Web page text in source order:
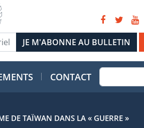
CONTACT
DE TAÏWAN DANS LA « GUERRE »